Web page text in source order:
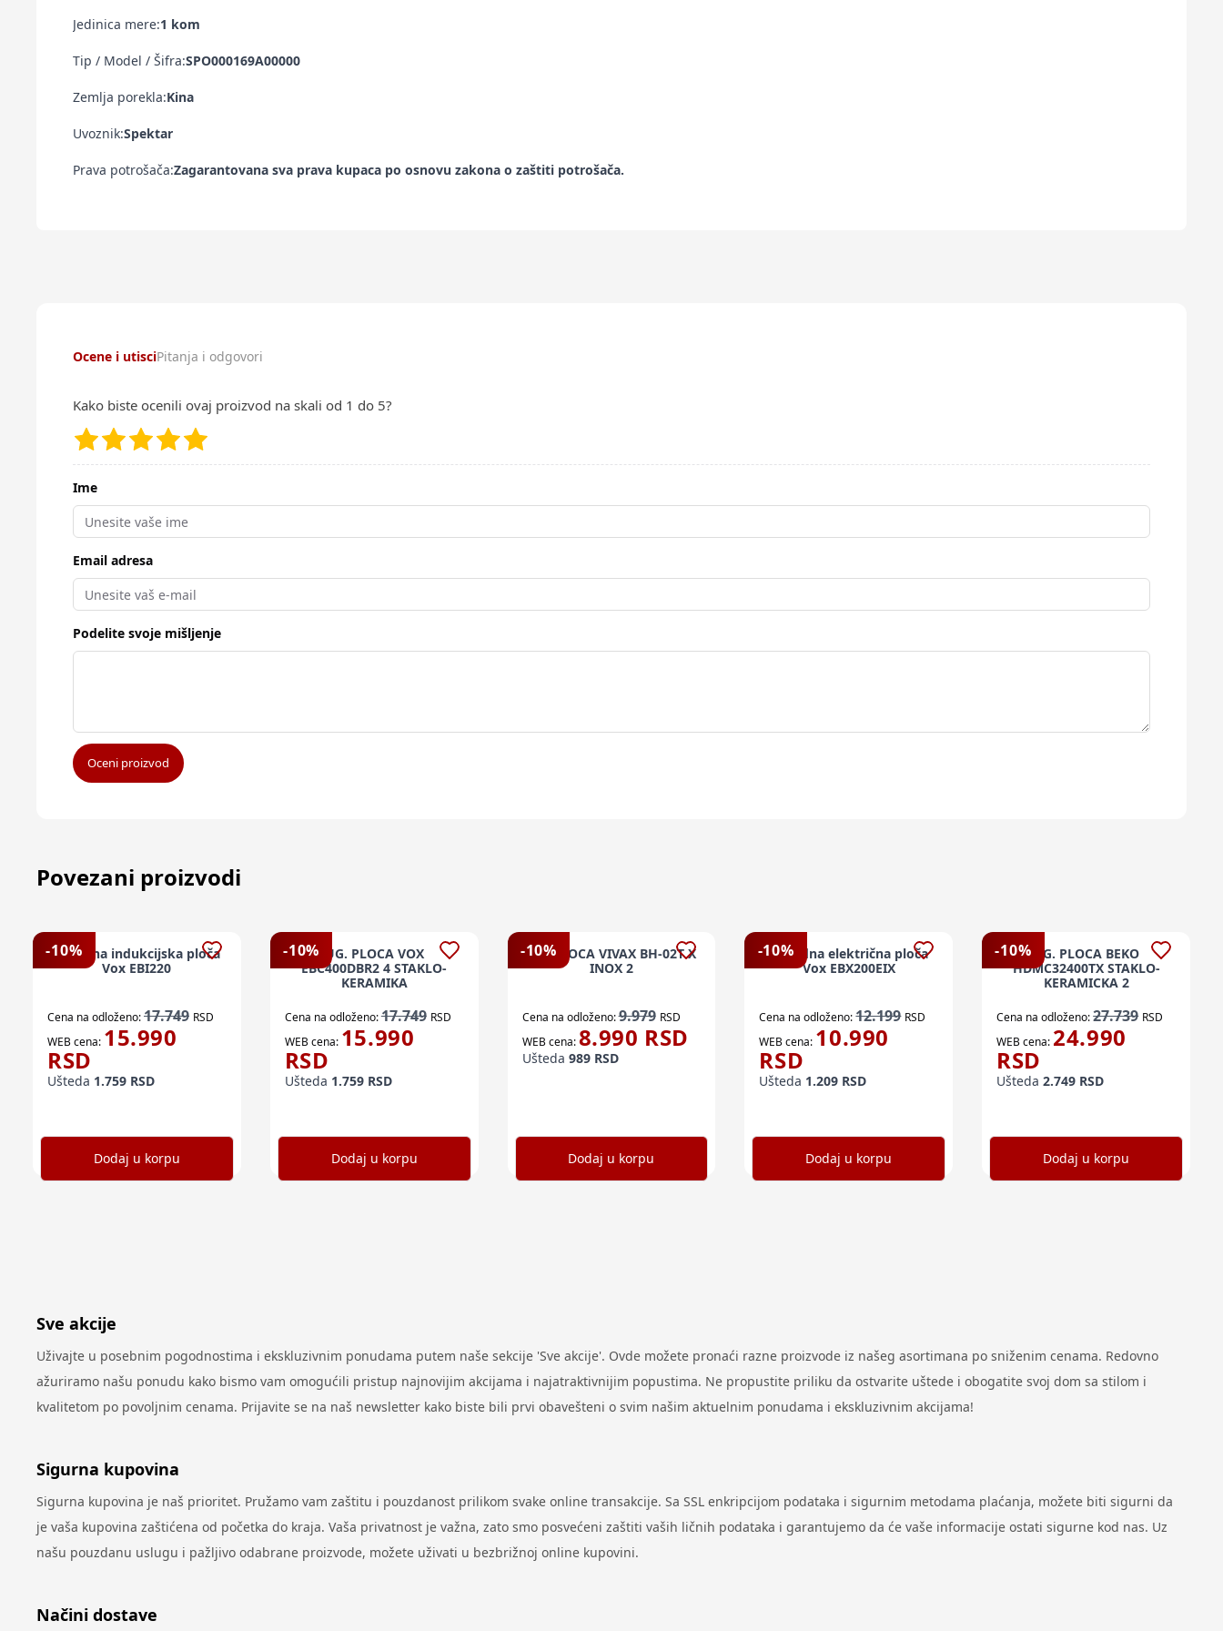
Jedinica mere:1 kom
Tip / Model / Šifra:SPO000169A00000
Zemlja porekla:Kina
Uvoznik:Spektar
Prava potrošača:Zagarantovana sva prava kupaca po osnovu zakona o zaštiti potrošača.
Ocene i utisciPitanja i odgovori
Kako biste ocenili ovaj proizvod na skali od 1 do 5?
Ime
Email adresa
Podelite svoje mišljenje
Oceni proizvod
Povezani proizvodi
-10%
Ugradna indukcijska ploča
Vox EBI220
Cena na odloženo:17.749 RSD
WEB cena: 15.990
RSD
Ušteda 1.759 RSD
Dodaj u korpu
-10%
UG. PLOCA VOX
EBC400DBR2 4 STAKLO-
KERAMIKA
Cena na odloženo:17.749 RSD
WEB cena: 15.990
RSD
Ušteda 1.759RSD
Dodaj u korpu
-10%
UG. PLOCA VIVAX BH-02T X
INOX 2
Cena na odloženo:9.979 RSD
WEB cena: 8.990 RSD
Ušteda 989RSD
Dodaj u korpu
-10%
Ugradna električna ploča
Vox EBX200EIX
Cena na odloženo:12.199 RSD
WEB cena: 10.990
RSD
Ušteda 1.209 RSD
Dodaj u korpu
-10%
UG. PLOCA BEKO
HDMC32400TX STAKLO-
KERAMICKA 2
Cena na odloženo:27.739 RSD
WEB cena: 24.990
RSD
Ušteda 2.749 RSD
Dodaj u korpu
Sve akcije
Uživajte u posebnim pogodnostima i ekskluzivnim ponudama putem naše sekcije 'Sve akcije'. Ovde možete pronaći razne proizvode iz našeg asortimana po sniženim cenama. Redovno
ažuriramo našu ponudu kako bismo vam omogućili pristup najnovijim akcijama i najatraktivnijim popustima. Ne propustite priliku da ostvarite uštede i obogatite svoj dom sa stilom i
kvalitetom po povoljnim cenama. Prijavite se na naš newsletter kako biste bili prvi obavešteni o svim našim aktuelnim ponudama i ekskluzivnim akcijama!
Sigurna kupovina
Sigurna kupovina je naš prioritet. Pružamo vam zaštitu i pouzdanost prilikom svake online transakcije. Sa SSL enkripcijom podataka i sigurnim metodama plaćanja, možete biti sigurni da
je vaša kupovina zaštićena od početka do kraja. Vaša privatnost je važna, zato smo posvećeni zaštiti vaših ličnih podataka i garantujemo da će vaše informacije ostati sigurne kod nas. Uz
našu pouzdanu uslugu i pažljivo odabrane proizvode, možete uživati u bezbrižnoj online kupovini.
Načini dostave